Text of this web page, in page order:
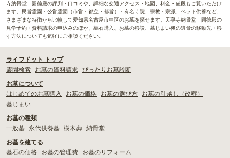
寺納骨堂 圓徳殿の評判・口コミや、詳細な交通アクセス・地図、料金・値段もご覧いただけ
ます。民営霊園・公営霊園（市営・都立・都営）・有名寺院、宗教・宗派、ペット供養など、
さまざまな特徴から比較して愛知県名古屋市中区のお墓を探せます。天寧寺納骨堂 圓徳殿の
見学予約・資料請求の申込みのほか、墓石購入、お墓の移設、墓じまい後の遺骨の移動先・移
す方法についても気軽にご相談ください。
ライフドット トップ
霊園検索
お墓の資料請求 ぴったりお墓診断
お墓について
はじめてのお墓購入
お墓の価格 お墓の選び方
お墓の引越し（改葬）
墓じまい
お墓の種類
一般墓
永代供養墓 樹木葬 納骨堂
お墓を建てる
墓石の価格
お墓の管理費
お墓のリフォーム